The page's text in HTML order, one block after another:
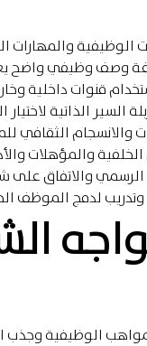
الوظيفية والمهارات
وصف وظيفي واضح
قنوات داخلية
السير الذاتية لاختيار
والانسجام الثقافي
والمؤهلات
والاتفاق على
وتدريب لدمج الموظف
الوظيفية وجذب